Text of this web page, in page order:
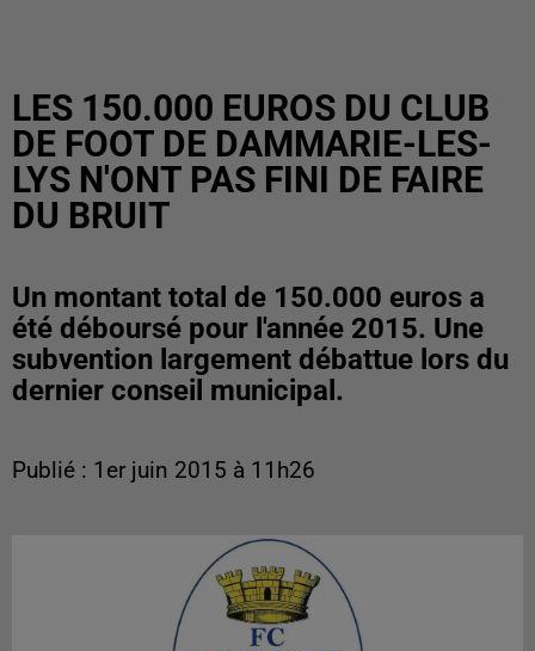
LES 150.000 EUROS DU CLUB
DE FOOT DE DAMMARIE-LES-
LYS N'ONT PAS FINI DE FAIRE
DU BRUIT
Un montant total de 150.000 euros a
été déboursé pour l'année 2015. Une
subvention largement débattue lors du
dernier conseil municipal.
Publié : 1er juin 2015 à 11h26